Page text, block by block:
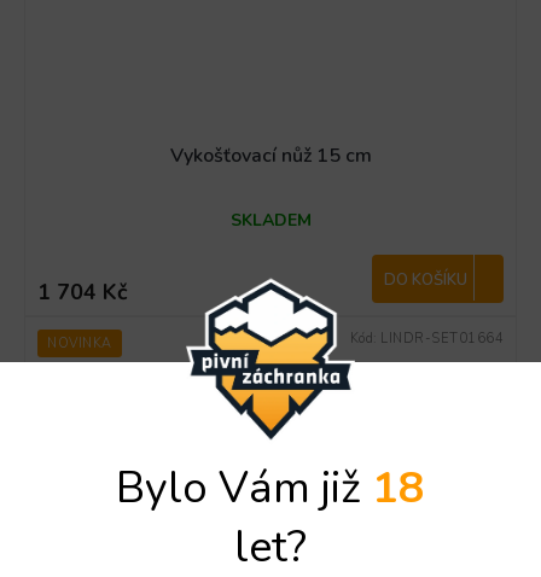
Vykošťovací nůž 15 cm
SKLADEM
1 704 Kč DO KOŠÍKU
NOVINKA Kód: LINDR-SET01664
Bylo Vám již 18
let?